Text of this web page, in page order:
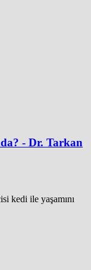
- Dr. Tarkan
kedi ile yaşamını